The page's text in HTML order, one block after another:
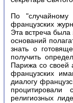
По
французских
Эта встреча была
оснований
знать о
получить
Парижа со своей
французских
диалогу
религиозных